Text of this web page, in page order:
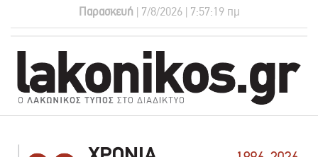
Παρασκευή | 7/8/2026 | 7:57:20 πμ